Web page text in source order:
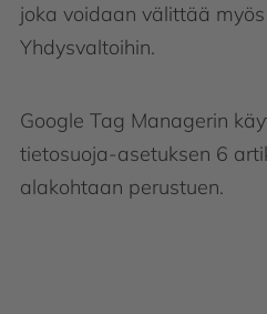
joka voidaan välittää
Yhdysvaltoihin.
Google Tag Managerin
tietosuoja-asetuksen 6
alakohtaan perustuen.